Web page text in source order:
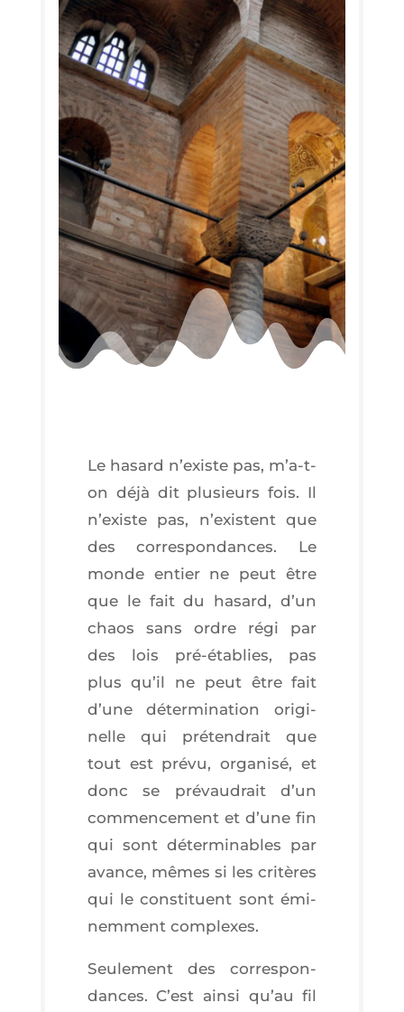
Le hasard n’existe pas, m’a-t-
on déjà dit plu­sieurs fois. Il
n’existe pas, n’existent que
des cor­res­pon­dances. Le
monde entier ne peut être
que le fait du hasard, d’un
chaos sans ordre régi par
des lois pré-éta­blies, pas
plus qu’il ne peut être fait
d’une déter­mi­na­tion ori­gi­
nelle qui pré­ten­drait que
tout est pré­vu, orga­ni­sé, et
donc se pré­vau­drait d’un
com­men­ce­ment et d’une fin
qui sont déter­mi­nables par
avance, mêmes si les cri­tères
qui le consti­tuent sont émi­
nem­ment complexes.
Seule­ment des cor­res­pon­
dances. C’est ain­si qu’au fil